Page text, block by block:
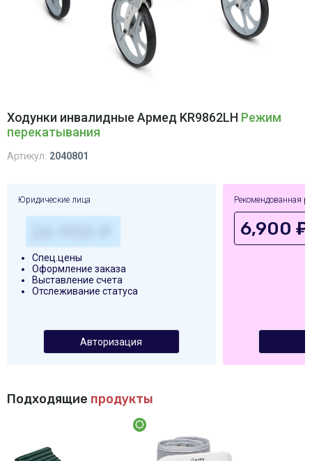
Ходунки инвалидные Армед KR9862LH Режим
перекатывания
Артикул: 2040801
Юридические лица
Спец.цены
Оформление заказа
Выставление счета
Отслеживание статуса
Авторизация
Рекомендованная
6,900 ₽
Подходящие продукты